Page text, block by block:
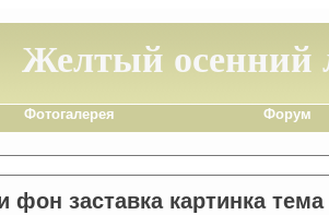
Желтый осенний
Фотогалерея Форум
заставка картинка тема